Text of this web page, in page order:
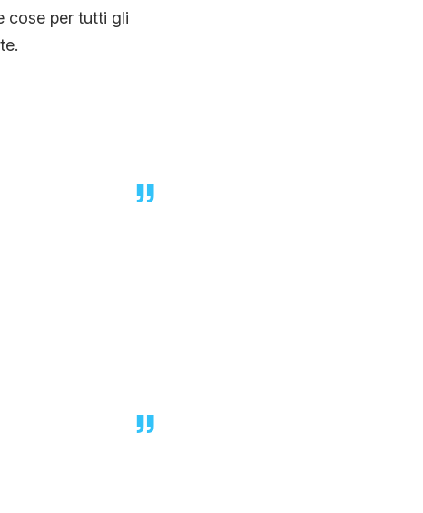
cose per tutti gli